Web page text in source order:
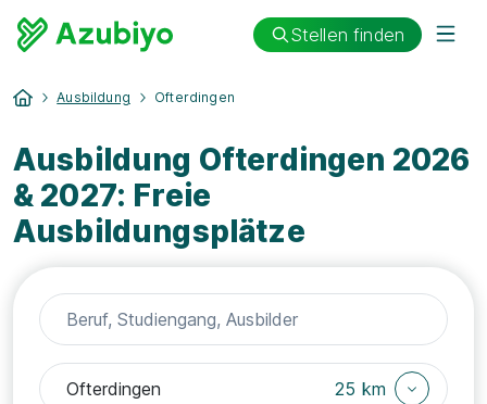
Stellen finden
Ausbildung Ofterdingen
Ausbildung Ofterdingen 2026
& 2027: Freie
Ausbildungsplätze
25 km